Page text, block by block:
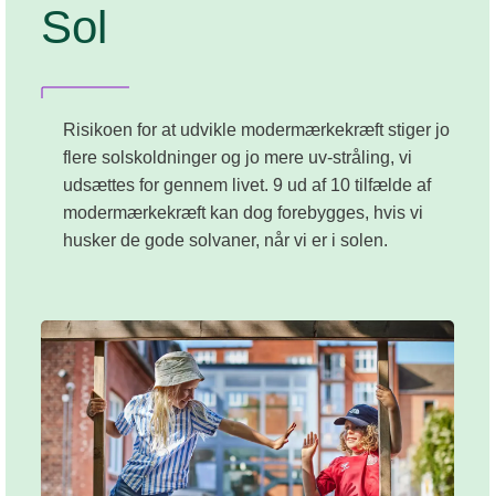
Sol
Risikoen for at udvikle modermærkekræft stiger jo
flere solskoldninger og jo mere uv-stråling, vi
udsættes for gennem livet. 9 ud af 10 tilfælde af
modermærkekræft kan dog forebygges, hvis vi
husker de gode solvaner, når vi er i solen.